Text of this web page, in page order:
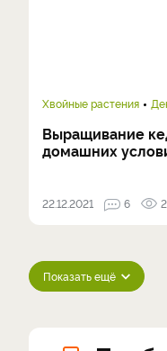
Хвойные растения
Выращивание
домашних
22.12.2021 6
Показать ещё